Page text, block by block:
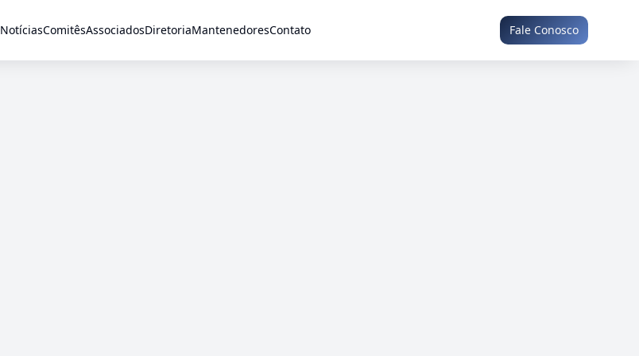
NotíciasComitêsAssociadosDiretoriaMantenedoresContato Fale Conosco